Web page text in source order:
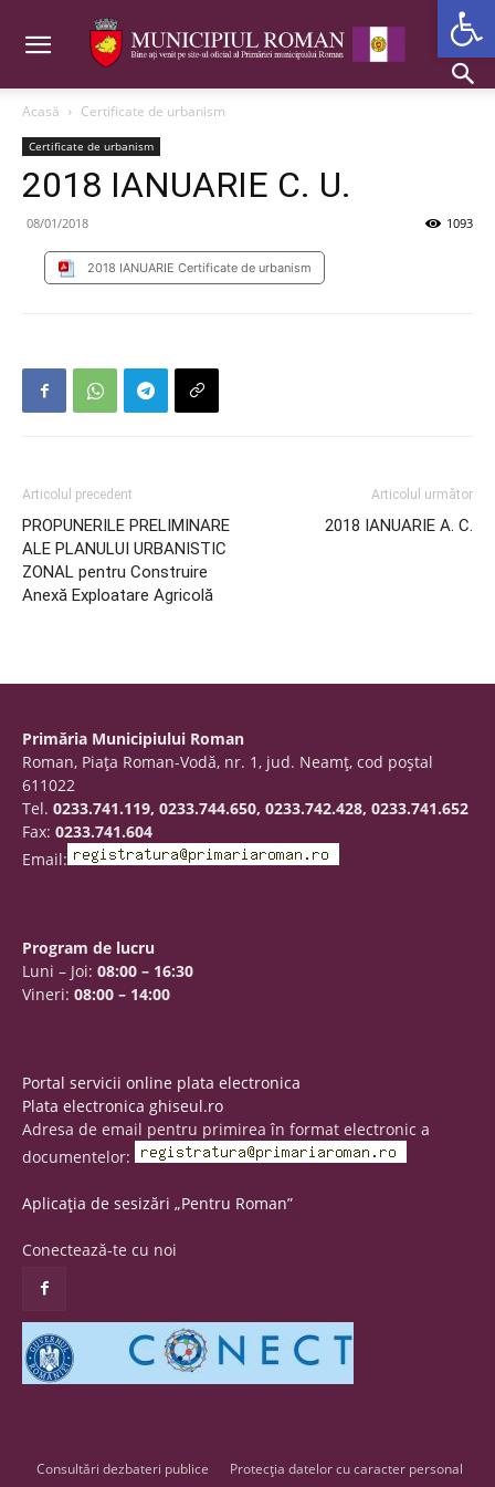
Acasă Certificate de urbanism
Certificate de urbanism
2018 IANUARIE C. U.
08/01/2018 1093
2018 IANUARIE Certificate de urbanism
Articolul precedent
PROPUNERILE PRELIMINARE
ALE PLANULUI URBANISTIC
ZONAL pentru Construire
Anexă Exploatare Agricolă
Articolul următor
2018 IANUARIE A. C.
Primăria Municipiului Roman
Roman, Piaţa Roman-Vodă, nr. 1, jud. Neamţ, cod poştal
611022
Tel. 0233.741.119, 0233.744.650, 0233.742.428, 0233.741.652
Fax: 0233.741.604
Email:
Program de lucru
Luni – Joi: 08:00 – 16:30
Vineri: 08:00 – 14:00
Portal servicii online plata electronica
Plata electronica ghiseul.ro
Adresa de email pentru primirea în format electronic a
documentelor:
Aplicația de sesizări „Pentru Roman”
Conectează-te cu noi
Consultări dezbateri publice Protecția datelor cu caracter personal